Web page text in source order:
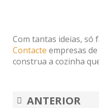
Com tantas ideias, só
Contacte empresas de
construa a cozinha
Prev
ANTERIOR